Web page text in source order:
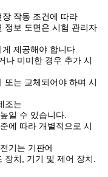
작동 조건에 따라
정보 도면은 시험 관리자
제공해야 합니다.
나 미미한 경우 추가 시
또는 교체되어야 하며 시
조는
일 수 있습니다.
에 따라 개별적으로 시
기는 기판에
치, 기기 및 제어 장치.